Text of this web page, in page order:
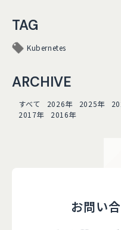
TAG
Kubernetes
ARCHIVE
すべて 2026年 2025年
2017年
2016年
お問い